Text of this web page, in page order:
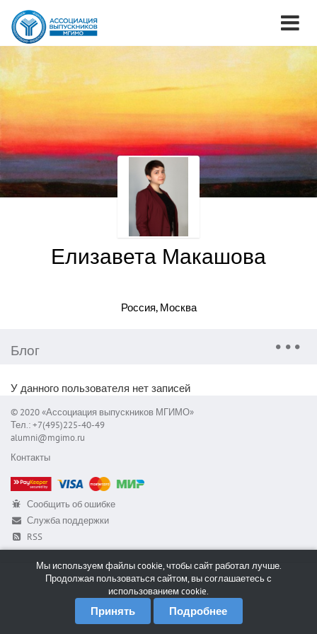
Елизавета Макашова
Россия, Москва
Блог
У данного пользователя нет записей
© 2020 «Ассоциация выпускников МГИМО»
Тел.: +7(495)225-40-49
alumni@mgimo.ru
Контакты
Сообщить об ошибке
Служба поддержки
RSS
Мы используем файлы cookie, чтобы сайт работал лучше.
Продолжая пользоваться сайтом, вы соглашаетесь с
использованием cookie.
Принять Подробнее